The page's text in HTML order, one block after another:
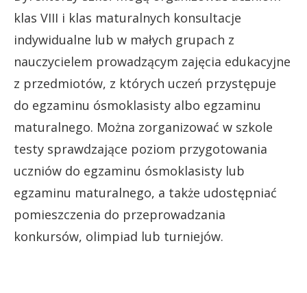
klas VIII i klas maturalnych konsultacje
indywidualne lub w małych grupach z
nauczycielem prowadzącym zajęcia edukacyjne
z przedmiotów, z których uczeń przystępuje
do egzaminu ósmoklasisty albo egzaminu
maturalnego. Można zorganizować w szkole
testy sprawdzające poziom przygotowania
uczniów do egzaminu ósmoklasisty lub
egzaminu maturalnego, a także udostępniać
pomieszczenia do przeprowadzania
konkursów, olimpiad lub turniejów.